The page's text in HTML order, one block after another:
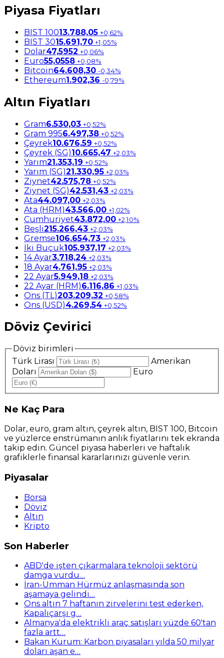
Piyasa Fiyatları
BIST 10013.788,05 +0,62%
BIST 3015.691,70 +1,05%
Dolar47,5952 +0,06%
Euro55,0558 +0,08%
Bitcoin64.608,30 -0,34%
Ethereum1.902,36 -0,79%
Altın Fiyatları
Gram6.530,03 +0,52%
Gram 9956.497,38 +0,52%
Çeyrek10.676,59 +0,52%
Çeyrek (SG)10.665,47 +2,03%
Yarım21.353,19 +0,52%
Yarım (SG)21.330,95 +2,03%
Ziynet42.575,78 +0,52%
Ziynet (SG)42.531,43 +2,03%
Ata44.097,00 +2,03%
Ata (HRM)43.566,00 +1,02%
Cumhuriyet43.872,00 +2,10%
Beşli215.266,43 +2,03%
Gremse106.654,73 +2,03%
İki Buçuk105.937,17 +2,03%
14 Ayar3.718,24 +2,03%
18 Ayar4.761,95 +2,03%
22 Ayar5.949,18 +2,03%
22 Ayar (HRM)6.116,86 +1,03%
Ons (TL)203.209,32 +0,58%
Ons (USD)4.269,54 +0,52%
Döviz Çevirici
Döviz birimleri
Türk Lirası
Amerikan
Doları
Euro
Ne Kaç Para
Dolar, euro, gram altın, çeyrek altın, BIST 100, Bitcoin
ve yüzlerce enstrümanın anlık fiyatlarını tek ekranda
takip edin. Güncel piyasa haberleri ve haftalık
grafiklerle finansal kararlarınızı güvenle verin.
Piyasalar
Borsa
Döviz
Altın
Kripto
Son Haberler
ABD'de işten çıkarmalara teknoloji sektörü
damga vurdu…
İran-Umman Hürmüz anlaşmasında son
aşamaya gelindi…
Ons altın 7 haftanın zirvelerini test ederken,
Kapalıçarşı g…
Almanya'da elektrikli araç satışları yüzde 60'tan
fazla artt…
Bakan Kurum: Karbon piyasaları yılda 50 milyar
doları aşan e…